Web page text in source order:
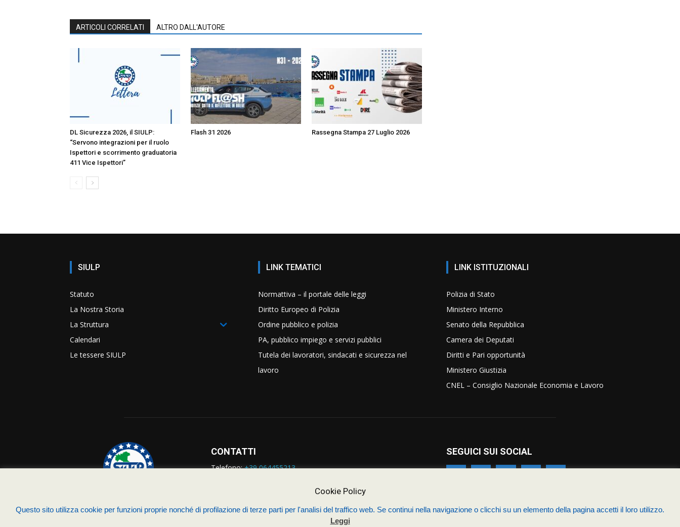
ARTICOLI CORRELATI ALTRO DALL'AUTORE
DL Sicurezza 2026, il SIULP:
“Servono integrazioni per il ruolo
Ispettori e scorrimento graduatoria
411 Vice Ispettori”
Flash 31 2026 Rassegna Stampa 27 Luglio 2026
SIULP
Statuto
La Nostra Storia
La Struttura
Calendari
Le tessere SIULP
LINK TEMATICI
Normattiva – il portale delle leggi
Diritto Europeo di Polizia
Ordine pubblico e polizia
PA, pubblico impiego e servizi pubblici
Tutela dei lavoratori, sindacati e sicurezza nel
lavoro
LINK ISTITUZIONALI
Polizia di Stato
Ministero Interno
Senato della Repubblica
Camera dei Deputati
Diritti e Pari opportunità
Ministero Giustizia
CNEL – Consiglio Nazionale Economia e Lavoro
CONTATTI
Telefono:+39 064455213
SEGUICI SUI SOCIAL
Cookie Policy
Questo sito utilizza cookie per funzioni proprie nonché di profilazione di terze parti per l'analisi del traffico web. Se continui nella navigazione o clicchi su un elemento della pagina accetti il loro utilizzo.
Leggi